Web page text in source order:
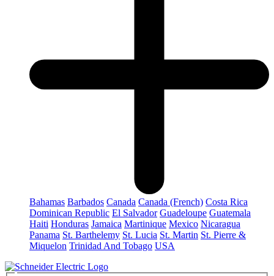
Bahamas Barbados Canada Canada (French) Costa Rica
Dominican Republic El Salvador Guadeloupe Guatemala
Haiti Honduras Jamaica Martinique Mexico Nicaragua
Panama St. Barthelemy St. Lucia St. Martin St. Pierre &
Miquelon Trinidad And Tobago USA